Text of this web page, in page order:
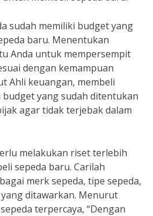
sudah memiliki budget yang
baru. Menentukan
Anda untuk mempersempit
dengan kemampuan
Ahli keuangan, membeli
yang sudah ditentukan
agar tidak terjebak dalam
melakukan riset terlebih
sepeda baru. Carilah
merk sepeda, tipe sepeda,
ditawarkan. Menurut
terpercaya, “Dengan